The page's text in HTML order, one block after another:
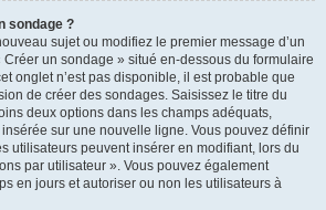
sondage ?
sujet ou modifiez le premier message d’un
Créer un sondage » situé en-dessous du formulaire
onglet n’est pas disponible, il est probable que
de créer des sondages. Saisissez le titre du
deux options dans les champs adéquats,
sur une nouvelle ligne. Vous pouvez définir
utilisateurs peuvent insérer en modifiant, lors du
par utilisateur ». Vous pouvez également
en jours et autoriser ou non les utilisateurs à